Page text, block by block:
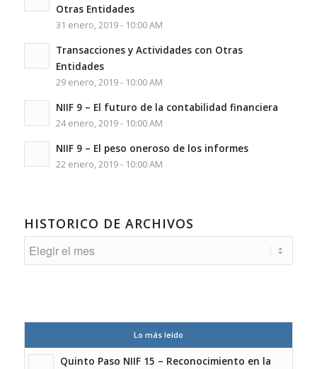
Otras Entidades
31 enero, 2019 - 10:00 AM
Transacciones y Actividades con Otras
Entidades
29 enero, 2019 - 10:00 AM
NIIF 9 – El futuro de la contabilidad financiera
24 enero, 2019 - 10:00 AM
NIIF 9 – El peso oneroso de los informes
22 enero, 2019 - 10:00 AM
HISTORICO DE ARCHIVOS
Lo más leído
Quinto Paso NIIF 15 – Reconocimiento en la